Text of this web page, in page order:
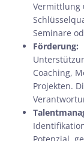
Vermittlung
Seminare
Förderung:
Coaching,
Projekten.